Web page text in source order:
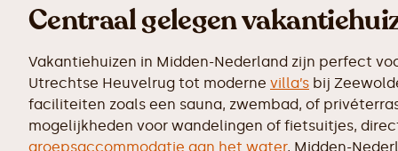
Centraal gelegen
Vakantiehuizen in Midden-Nederland zijn perfect
Utrechtse Heuvelrug tot moderne villa’s bij
faciliteiten zoals een sauna, zwembad, of
mogelijkheden voor wandelingen of fietsuitjes,
groepsaccommodatie aan het water, Midden-